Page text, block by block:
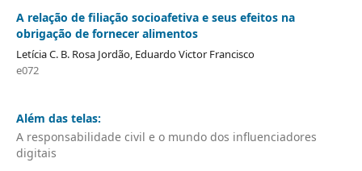
A relação de filiação socioafetiva e seus efeitos na
obrigação de fornecer alimentos
Letícia C. B. Rosa Jordão, Eduardo Victor Francisco
e072
Além das telas:
A responsabilidade civil e o mundo dos influenciadores
digitais